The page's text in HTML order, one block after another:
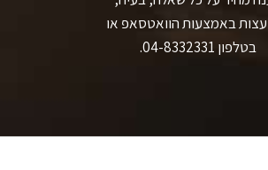
באמצעות הוואטסאפ או
בטלפון 04-8332331.